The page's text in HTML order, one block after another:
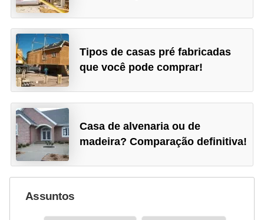
Tipos de casas pré fabricadas
que você pode comprar!
Casa de alvenaria ou de
madeira? Comparação definitiva!
Assuntos